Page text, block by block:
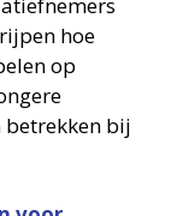
hoe
op
betrekken bij